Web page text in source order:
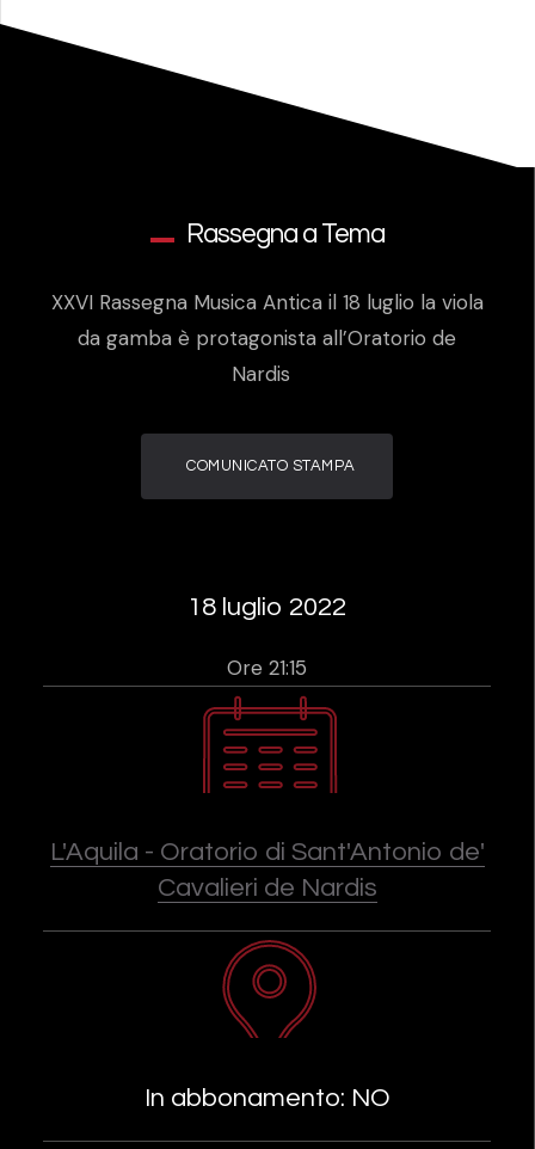
Rassegna a Tema
XXVI Rassegna Musica Antica il 18 luglio la viola
da gamba è protagonista all’Oratorio de
Nardis
COMUNICATO STAMPA
18 luglio 2022
Ore 21:15
L'Aquila - Oratorio di Sant'Antonio de'
Cavalieri de Nardis
In abbonamento: NO